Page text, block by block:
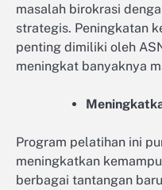
masalah birokrasi
strategis. Peningkatan
penting dimiliki oleh
meningkat banyaknya
Program pelatihan ini
meningkatkan
berbagai tantangan